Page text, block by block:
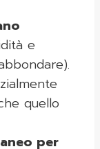
e
quello
per